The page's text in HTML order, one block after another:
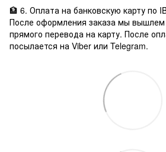
🏦 6. Оплата на банковскую карту по
После оформления заказа мы
прямого перевода на карту. После
посылается на Viber или Telegram.